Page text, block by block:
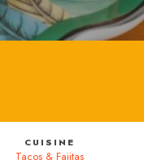
CUISINE
Tacos & Fajitas